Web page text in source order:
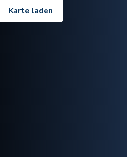
Karte laden